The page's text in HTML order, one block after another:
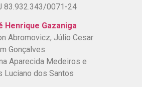
83.932.343/0071-24
Henrique Gazaniga
Abromovicz, Júlio Cesar
Gonçalves
Aparecida Medeiros e
Luciano dos Santos